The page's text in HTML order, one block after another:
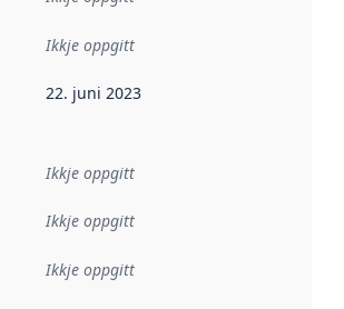
:
Ikkje oppgitt
Denne datoen seier når dataa i dette
22. juni 2023
Ikkje oppgitt
Ikkje oppgitt
Ikkje oppgitt